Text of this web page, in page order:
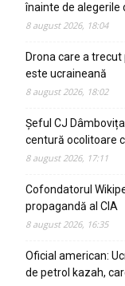
înainte de alegerile
8 august 2026, 18:04
Drona care a
este ucraineană
8 august 2026, 18:02
Șeful CJ
centură ocolitoare
8 august 2026, 17:11
Cofondatorul
propagandă al CIA
8 august 2026, 16:35
Oficial american:
de petrol kazah,